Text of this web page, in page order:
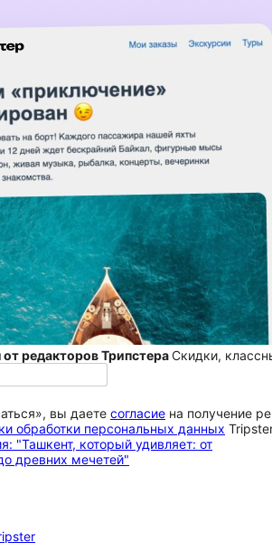
редакторов ТрипстераСкидки,
вы даете согласие на получение
обработки персональных данных